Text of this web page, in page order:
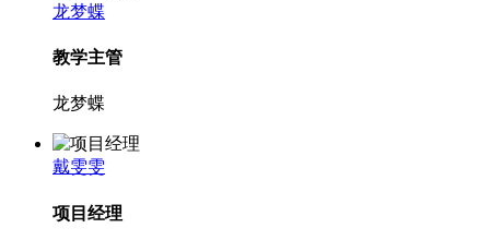
龙梦蝶
教学主管
龙梦蝶
戴雯雯
项目经理